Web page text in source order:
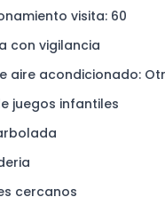
visita: 60
con vigilancia
aire acondicionado:
juegos infantiles
cercanos